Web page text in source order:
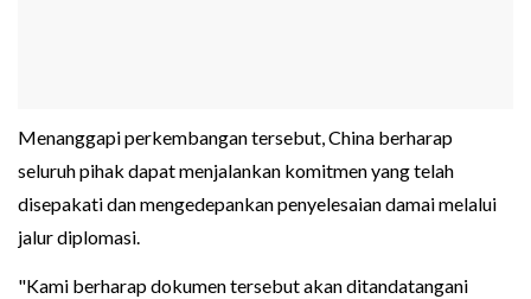
Menanggapi perkembangan tersebut, China berharap
seluruh pihak dapat menjalankan komitmen yang telah
disepakati dan mengedepankan penyelesaian damai melalui
jalur diplomasi.
"Kami berharap dokumen tersebut akan ditandatangani